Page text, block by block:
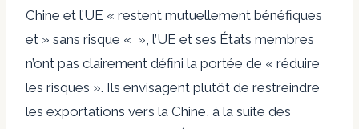
Chine et l’UE « restent mutuellement bénéfiques
et » sans risque « », l’UE et ses États membres
n’ont pas clairement défini la portée de « réduire
les risques ». Ils envisagent plutôt de restreindre
les exportations vers la Chine, à la suite des